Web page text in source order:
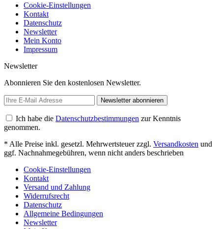
Cookie-Einstellungen
Kontakt
Datenschutz
Newsletter
Mein Konto
Impressum
Newsletter
Abonnieren Sie den kostenlosen Newsletter.
Newsletter abonnieren
Ich habe die Datenschutzbestimmungen zur Kenntnis
genommen.
* Alle Preise inkl. gesetzl. Mehrwertsteuer zzgl. Versandkosten und
ggf. Nachnahmegebühren, wenn nicht anders beschrieben
Cookie-Einstellungen
Kontakt
Versand und Zahlung
Widerrufsrecht
Datenschutz
Allgemeine Bedingungen
Newsletter